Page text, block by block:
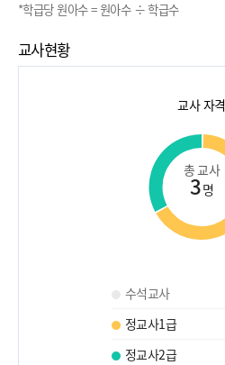
*학급당 원아수 = 원아수 ÷ 학급수
교사현황
교사 자격
총 교사
3명
수석교사
정교사1급
정교사2급